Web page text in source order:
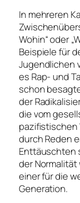
In mehreren
Wohin“ oder
Beispiele für
Jugendlichen
es Rap- und
schon
der
die vom
pazifistischen
durch Reden
Enttäuschten
der
einer für die
Generation.